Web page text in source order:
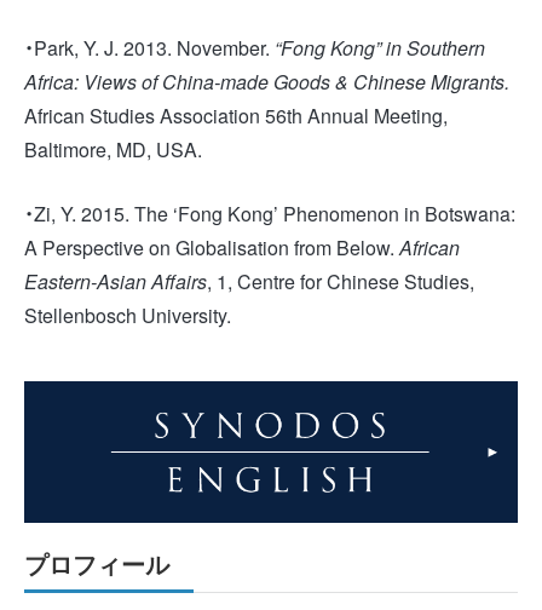
・Park, Y. J. 2013. November. “Fong Kong” in Southern
Africa: Views of China-made Goods & Chinese Migrants.
African Studies Association 56th Annual Meeting,
Baltimore, MD, USA.
・Zi, Y. 2015. The ‘Fong Kong’ Phenomenon in Botswana:
A Perspective on Globalisation from Below.African
Eastern-Asian Affairs, 1, Centre for Chinese Studies,
Stellenbosch University.
プロフィール